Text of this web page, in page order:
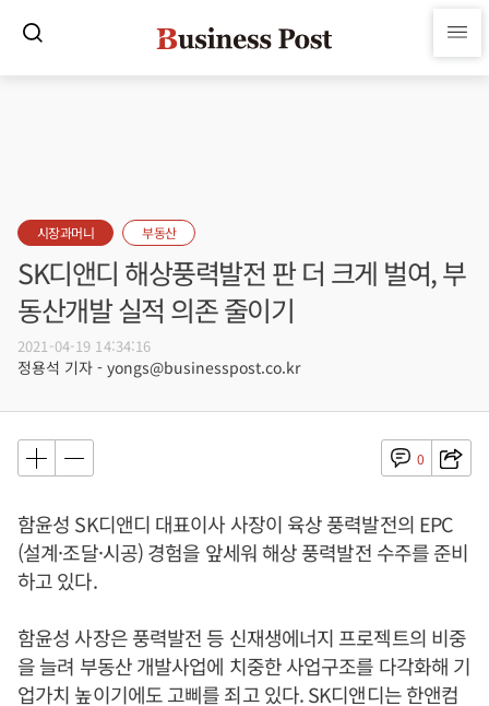
시장과머니 부동산
SK디앤디 해상풍력발전 판 더 크게 벌여, 부
동산개발 실적 의존 줄이기
2021-04-19 14:34:16
정용석 기자 - yongs@businesspost.co.kr
0
함윤성 SK디앤디 대표이사 사장이 육상 풍력발전의 EPC
(설계·조달·시공) 경험을 앞세워 해상 풍력발전 수주를 준비
하고 있다.
함윤성 사장은 풍력발전 등 신재생에너지 프로젝트의 비중
을 늘려 부동산 개발사업에 치중한 사업구조를 다각화해 기
업가치 높이기에도 고삐를 죄고 있다. SK디앤디는 한앤컴